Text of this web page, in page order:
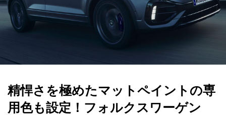
精悍さを極めたマットペイントの専
用色も設定！フォルクスワーゲン